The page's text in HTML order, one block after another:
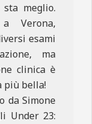
meglio.
Verona,
esami
ma
clinica è
più bella!
da Simone
Under 23: